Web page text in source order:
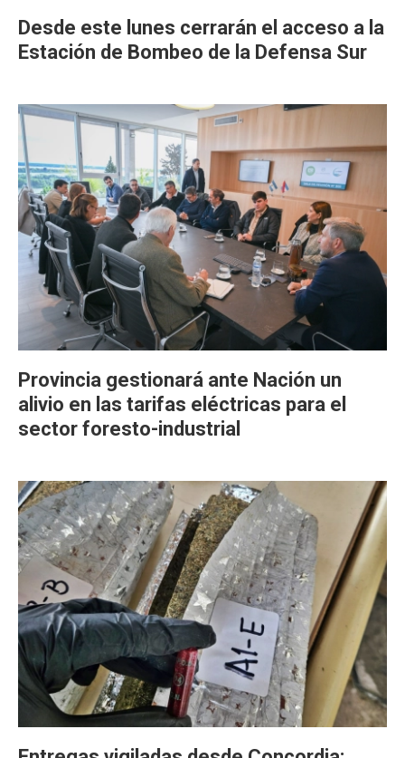
Desde este lunes cerrarán el acceso a la
Estación de Bombeo de la Defensa Sur
Provincia gestionará ante Nación un
alivio en las tarifas eléctricas para el
sector foresto-industrial